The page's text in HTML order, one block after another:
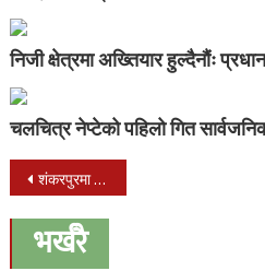
निजी क्षेत्रमा अख्तियार हुल्दैनौंः
चलचित्र नेप्टेको पहिलो गित
Post
navigation
शंकरपुरमा प्रहरी र तस्करबीच गोली हानाहान, एक जनाको मृत्यु
भर्खरै